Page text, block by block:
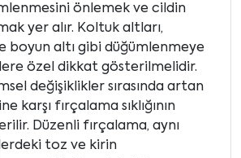
önlemek ve cildin
yer alır. Koltuk altları,
boyun altı gibi düğümlenmeye
özel dikkat gösterilmelidir.
değişiklikler sırasında artan
karşı fırçalama sıklığının
Düzenli fırçalama, aynı
toz ve kirin